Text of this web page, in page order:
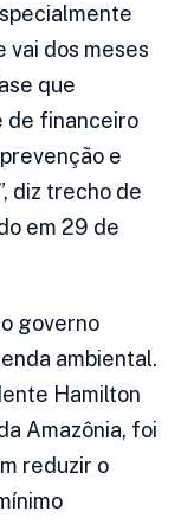
vai dos meses
que
de financeiro
e
diz trecho de
em 29 de
governo
ambiental.
Hamilton
Amazônia, foi
reduzir o